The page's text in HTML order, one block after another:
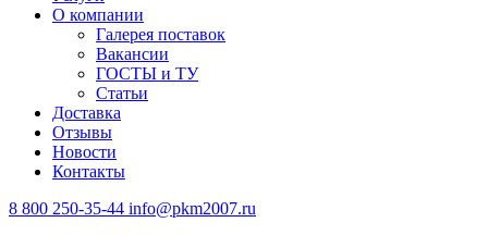
О компании
Галерея поставок
Вакансии
ГОСТЫ и ТУ
Статьи
Доставка
Отзывы
Новости
Контакты
8 800 250-35-44 info@pkm2007.ru